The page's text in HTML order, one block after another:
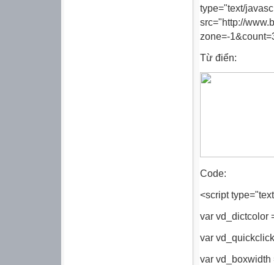
type="text/
src="http://
zone=-
Từ điển:
Code:
<script
var vd_dictcolor
var
var vd_boxwidth